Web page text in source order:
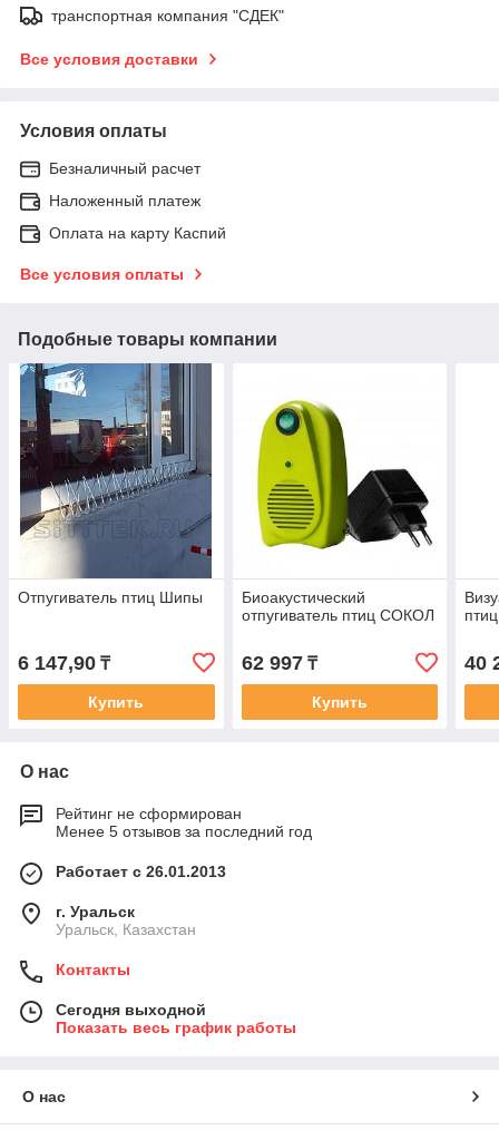
транспортная компания "СДЕК"
Все условия доставки
Условия оплаты
Безналичный расчет
Наложенный платеж
Оплата на карту Каспий
Все условия оплаты
Подобные товары компании
Отпугиватель птиц Шипы
6 147,90 ₸
Купить
Биоакустический
отпугиватель птиц СОКОЛ
62 997₸
Купить
птиц
40
О нас
Рейтинг не сформирован
Менее 5 отзывов за последний год
Работает с 26.01.2013
г. Уральск
Уральск, Казахстан
Контакты
Сегодня выходной
Показать весь график работы
О нас